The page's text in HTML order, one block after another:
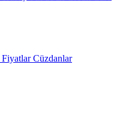
FiyatlarCüzdanlar